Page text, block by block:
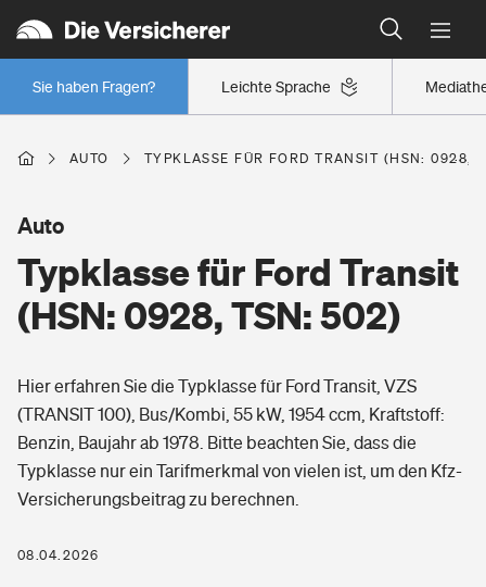
Leichte Sprache
Sie haben Fragen?
Wer versichert was: Jetzt Versicherer finden
Regionalklassen: So ist Ihre Region eingestuft
Wer versichert was: Jetzt Versicherer finden
Berufsunfähigkeitsversicherung
Erwerbsunfähigkeitsversicherung
Grundfähigkeitsversicherung
Arbeitsrechtsschutz
Berufshaftpflichtversicherung
Zur Übersicht
Wohnen
Elementarversicherung
Freizeit
Pri­vate Haft­pflicht­
Gesundheit
Private Krankenversicherung
AUTO TYPKLASSE FÜR FORD TRANSIT (HSN: 0928,
Typklasse für Ford Transit
(HSN: 0928, TSN: 502)
Auto
Hier erfahren Sie die Typklasse für Ford Transit, VZS
(TRANSIT 100), Bus/Kombi, 55 kW, 1954 ccm, Kraftstoff:
Benzin, Baujahr ab 1978. Bitte beachten Sie, dass die
Typklasse nur ein Tarifmerkmal von vielen ist, um den Kfz-
Versicherungsbeitrag zu berechnen.
08.04.2026